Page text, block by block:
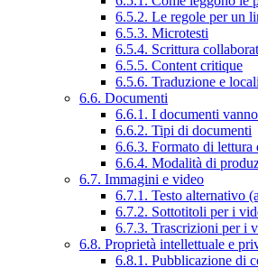
6.5.2. Le regole per un
6.5.3. Microtesti
6.5.4. Scrittura
6.5.5. Content critique
6.5.6. Traduzione e
6.6. Documenti
6.6.1. I documenti
6.6.2. Tipi di documenti
6.6.3. Formato di
6.6.4. Modalità di
6.7. Immagini e video
6.7.1. Testo alternativo
6.7.2. Sottotitoli per i
6.7.3. Trascrizioni per i
6.8. Proprietà intellettuale e
6.8.1. Pubblicazione di